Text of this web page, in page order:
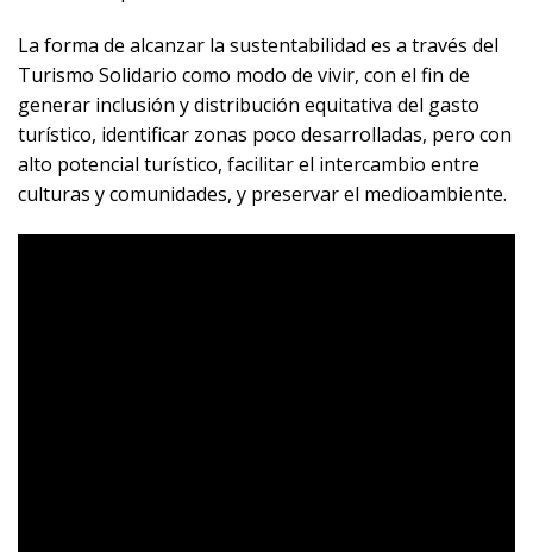
La forma de alcanzar la sustentabilidad es a través del
Turismo Solidario como modo de vivir, con el fin de
generar inclusión y distribución equitativa del gasto
turístico, identificar zonas poco desarrolladas, pero con
alto potencial turístico, facilitar el intercambio entre
culturas y comunidades, y preservar el medioambiente.